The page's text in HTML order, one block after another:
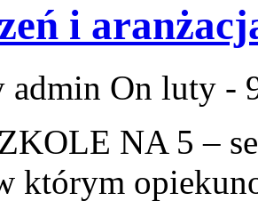
i
admin On luty -
NA 5 –
którym